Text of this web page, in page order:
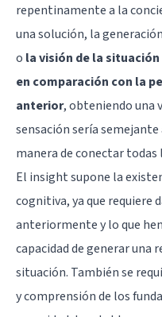
repentinamente a la
una solución, la
o la visión de la
en comparación con la
anterior, obteniendo una
sensación sería
manera de conectar todas
El insight supone la
cognitiva, ya que requiere
anteriormente y lo que
capacidad de generar una
situación. También se
y comprensión de los